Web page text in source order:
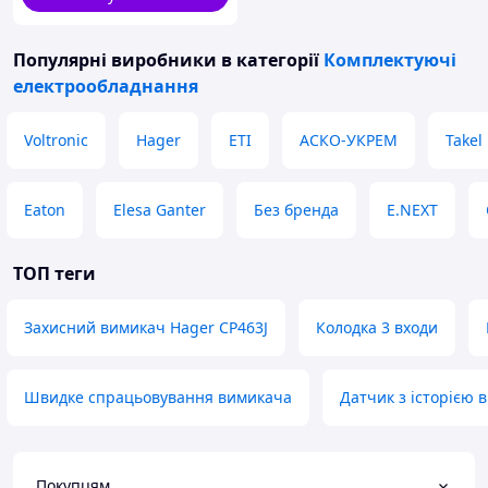
Популярні виробники в категорії Комплектуючі
електрообладнання
Voltronic Hager ETI АСКО-УКРЕМ Takel
Eaton Elesa Ganter Без бренда E.NEXT
ТОП теги
Захисний вимикач Hager CP463J Колодка 3 входи
Швидке спрацьовування вимикача Датчик з історією